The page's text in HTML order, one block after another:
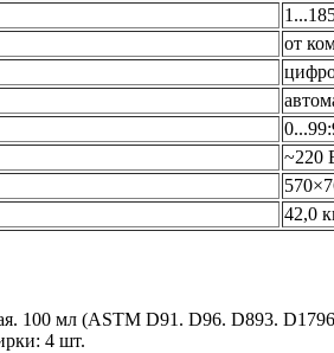
от
~220
42,0
100 мл (ASTM D91. D96. D893.
4 шт.